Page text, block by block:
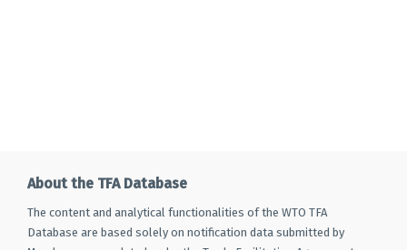
About the TFA Database
The content and analytical functionalities of the WTO TFA
Database are based solely on notification data submitted by